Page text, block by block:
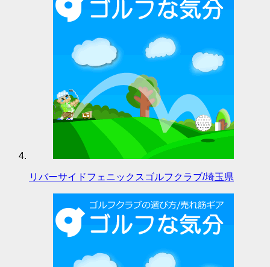
リバーサイドフェニックスゴルフクラブ/埼玉県